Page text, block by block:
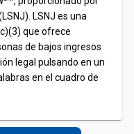
LSNJ es una
que ofrece
de bajos ingresos
legal pulsando en un
en el cuadro de